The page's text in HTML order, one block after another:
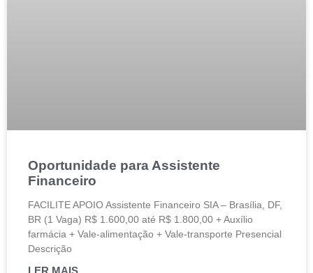
Oportunidade para Assistente
Financeiro
FACILITE APOIO Assistente Financeiro SIA – Brasília, DF,
BR (1 Vaga) R$ 1.600,00 até R$ 1.800,00 + Auxílio
farmácia + Vale-alimentação + Vale-transporte Presencial
Descrição